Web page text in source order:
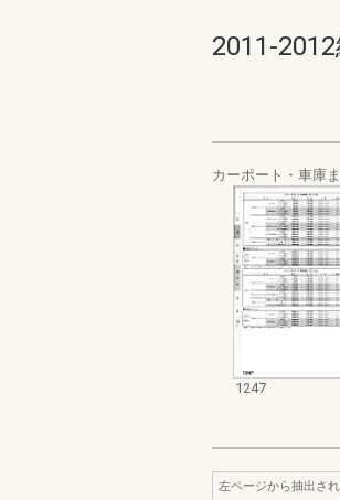
2011-
カーポート・車庫
1247
左ページから抽出さ